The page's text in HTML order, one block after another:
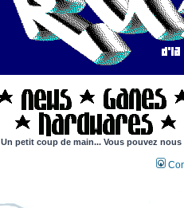
Un petit coup de main... Vous pouvez